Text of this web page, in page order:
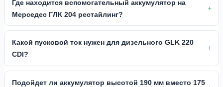
Где находится вспомогательный аккумулятор на
Мерседес ГЛК 204 рестайлинг?
Какой пусковой ток нужен для дизельного GLK 220
CDI?
Подойдет ли аккумулятор высотой 190 мм вместо 175